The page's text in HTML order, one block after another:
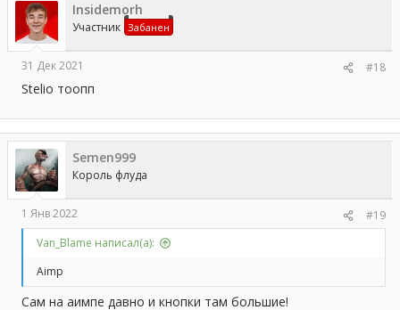
Insidemorh
Участник Забанен
31 Дек 2021 #18
Stelio тоопп
Semen999
Король флуда
1 Янв 2022
#19
Van_Blame написал(а):
Aimp
Сам на аимпе давно и кнопки там большие!